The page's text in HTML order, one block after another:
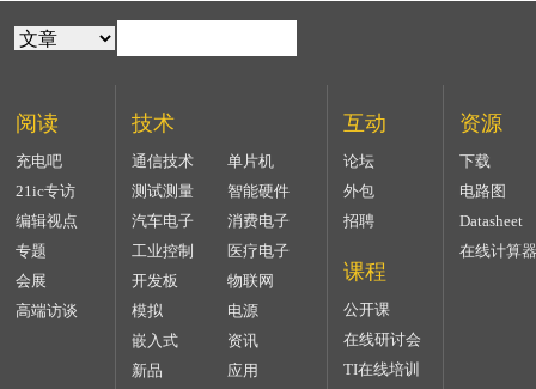
阅读
充电吧
21ic专访
编辑视点
专题
会展
高端访谈
技术
通信技术
单片机
测试测量
智能硬件
汽车电子
消费电子
工业控制
医疗电子
开发板
物联网
模拟
电源
嵌入式
资讯
新品
应用
互动
论坛
外包
招聘
课程
公开课
在线研讨会
TI在线培训
资源
下载
电路图
Datasheet
在线计算器